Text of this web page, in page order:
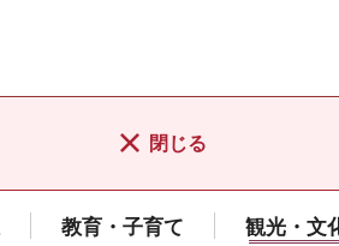
閉じる
教育・子育て 観光・文